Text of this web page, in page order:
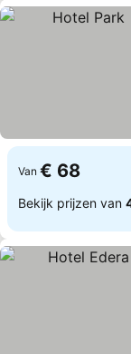
Van € 68
Bekijk prijzen van